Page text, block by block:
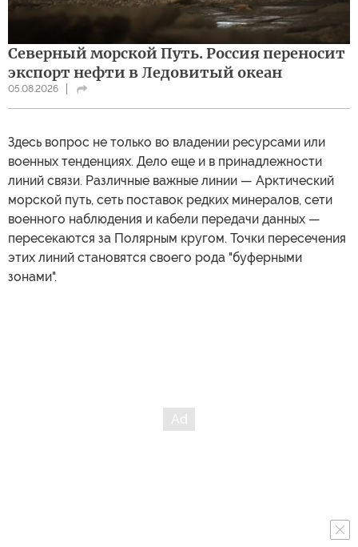
Северный морской Путь. Россия переносит
экспорт нефти в Ледовитый океан
05.08.2026
Здесь вопрос не только во владении ресурсами или
военных тенденциях. Дело еще и в принадлежности
линий связи. Различные важные линии — Арктический
морской путь, сеть поставок редких минералов, сети
военного наблюдения и кабели передачи данных —
пересекаются за Полярным кругом. Точки пересечения
этих линий становятся своего рода "буферными
зонами".